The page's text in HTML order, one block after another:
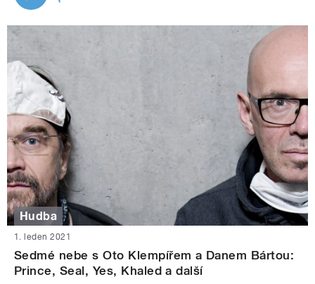
Hudba
1. leden 2021
Sedmé nebe s Oto Klempířem a Danem Bártou:
Prince, Seal, Yes, Khaled a další